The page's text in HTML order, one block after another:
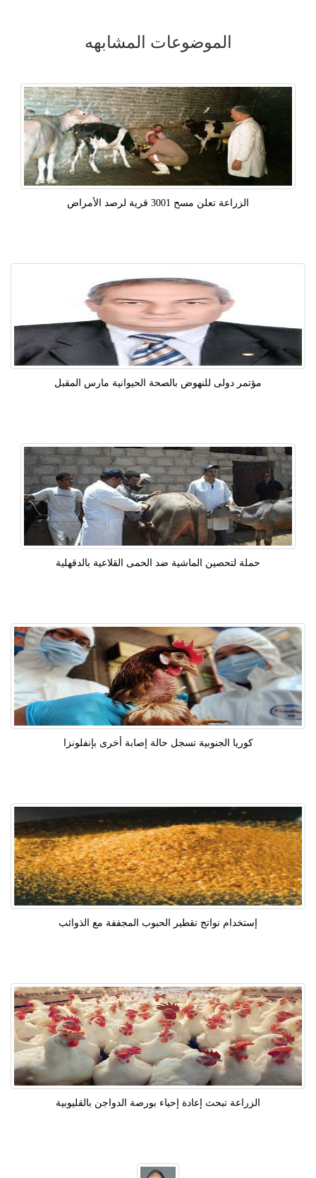
الموضوعات المشابهه
الزراعة تعلن مسح 3001 قرية لرصد الأمراض
مؤتمر دولى للنهوض بالصحة الحيوانية مارس المقبل
حملة لتحصين الماشية ضد الحمى القلاعية بالدقهلية
كوريا الجنوبية تسجل حالة إصابة أخرى بإنفلونزا
إستخدام نواتج تقطير الحبوب المجففة مع الذوائب
الزراعة تبحث إعادة إحياء بورصة الدواجن بالقليوبية